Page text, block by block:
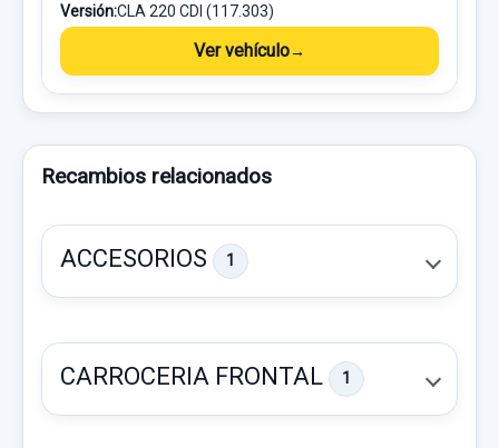
Versión:CLA 220 CDI (117.303)
Ver vehículo
Recambios relacionados
ACCESORIOS 1
CARROCERIA FRONTAL 1